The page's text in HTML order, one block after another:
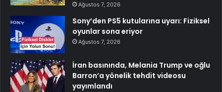
Ağustos 7, 2026
Sony’den PS5 kutularına uyarı: Fiziksel
oyunlar sona eriyor
Ağustos 7, 2026
İran basınında, Melania Trump ve oğlu
Barron’a yönelik tehdit videosu
yayımlandı